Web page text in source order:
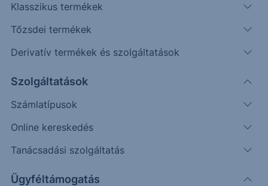
Klasszikus termékek
Tőzsdei termékek
Derivatív termékek és szolgáltatások
Szolgáltatások
Számlatípusok
Online kereskedés
Tanácsadási szolgáltatás
Ügyféltámogatás
356.00
357.00
359.00
360.00